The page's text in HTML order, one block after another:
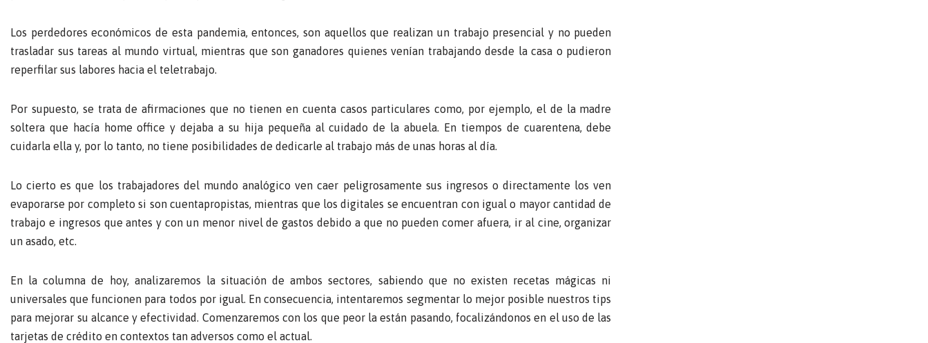
Los perdedores económicos de esta pandemia, entonces, son aquellos que realizan un trabajo presencial y no pueden
trasladar sus tareas al mundo virtual, mientras que son ganadores quienes venían trabajando desde la casa o pudieron
reperfilar sus labores hacia el teletrabajo.
Por supuesto, se trata de afirmaciones que no tienen en cuenta casos particulares como, por ejemplo, el de la madre
soltera que hacía home office y dejaba a su hija pequeña al cuidado de la abuela. En tiempos de cuarentena, debe
cuidarla ella y, por lo tanto, no tiene posibilidades de dedicarle al trabajo más de unas horas al día.
Lo cierto es que los trabajadores del mundo analógico ven caer peligrosamente sus ingresos o directamente los ven
evaporarse por completo si son cuentapropistas, mientras que los digitales se encuentran con igual o mayor cantidad de
trabajo e ingresos que antes y con un menor nivel de gastos debido a que no pueden comer afuera, ir al cine, organizar
un asado, etc.
En la columna de hoy, analizaremos la situación de ambos sectores, sabiendo que no existen recetas mágicas ni
universales que funcionen para todos por igual. En consecuencia, intentaremos segmentar lo mejor posible nuestros tips
para mejorar su alcance y efectividad. Comenzaremos con los que peor la están pasando, focalizándonos en el uso de las
tarjetas de crédito en contextos tan adversos como el actual.